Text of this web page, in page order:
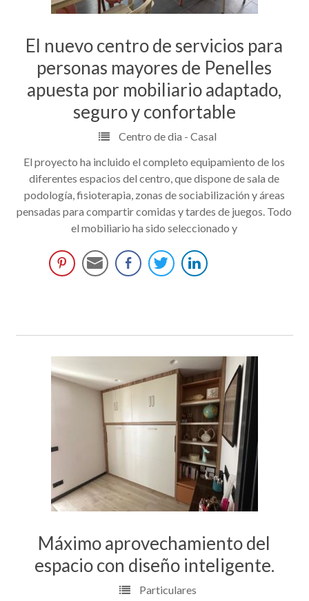
El nuevo centro de servicios para
personas mayores de Penelles
apuesta por mobiliario adaptado,
seguro y confortable
Centro de dia - Casal
El proyecto ha incluido el completo equipamiento de los
diferentes espacios del centro, que dispone de sala de
podología, fisioterapia, zonas de sociabilización y áreas
pensadas para compartir comidas y tardes de juegos. Todo
el mobiliario ha sido seleccionado y
Máximo aprovechamiento del
espacio con diseño inteligente.
Particulares